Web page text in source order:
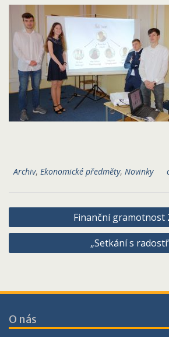
Archiv, Ekonomické předměty, Novinky
Navigace
pro
Finanční gramotnost
„Setkání s
O nás